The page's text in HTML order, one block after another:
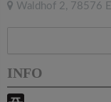
Waldhof 2, 78576
INFO
e
a